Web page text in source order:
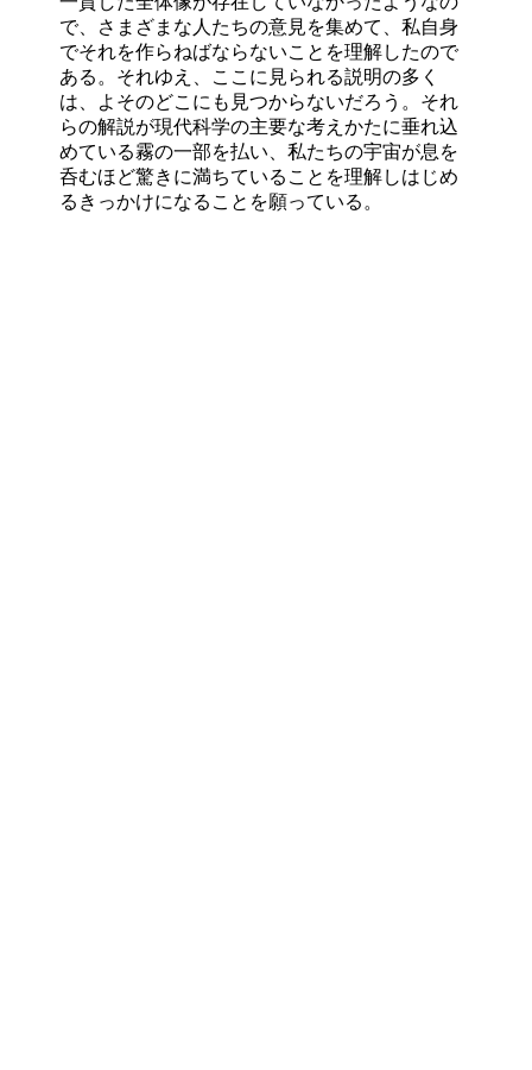
で、さまざまな人たちの意見を集めて、私自身
でそれを作らねばならないことを理解したので
ある。それゆえ、ここに見られる説明の多く
は、よそのどこにも見つからないだろう。それ
らの解説が現代科学の主要な考えかたに垂れ込
めている霧の一部を払い、私たちの宇宙が息を
呑むほど驚きに満ちていることを理解しはじめ
るきっかけになることを願っている。